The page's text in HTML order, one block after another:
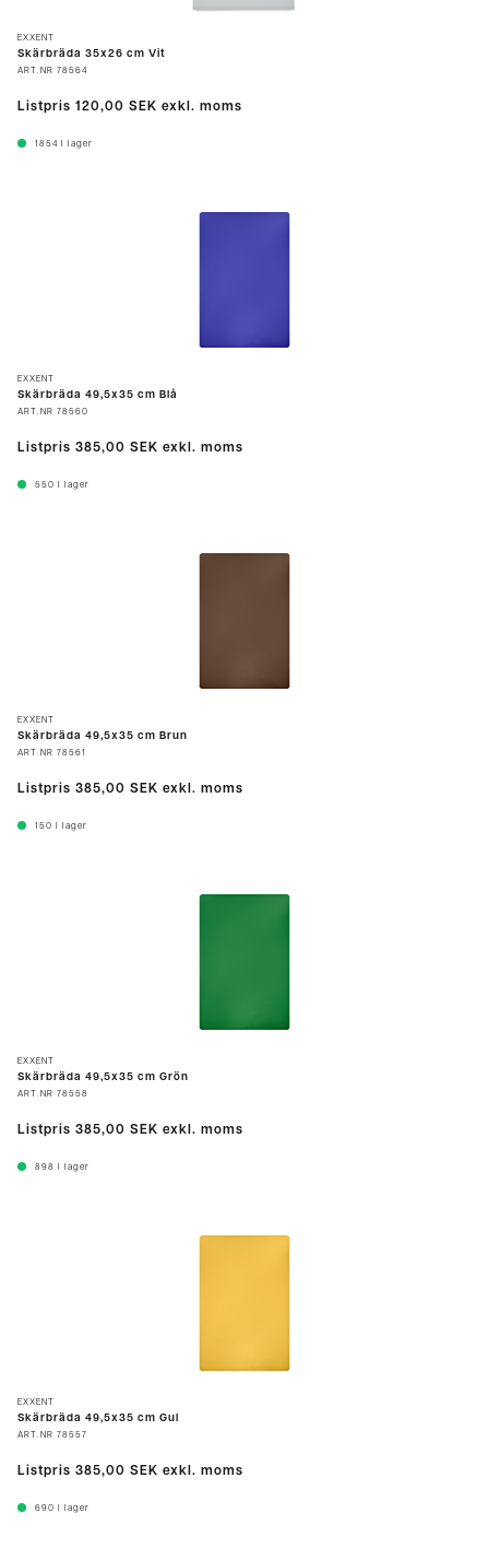
EXXENT
Skärbräda 35x26 cm Vit
ART.NR 78564
Listpris 120,00 SEK exkl. moms
1854 I lager
EXXENT
Skärbräda 49,5x35 cm Blå
ART.NR 78560
Listpris 385,00 SEK exkl. moms
550 I lager
EXXENT
Skärbräda 49,5x35 cm Brun
ART.NR 78561
Listpris 385,00 SEK exkl. moms
150 I lager
EXXENT
Skärbräda 49,5x35 cm Grön
ART.NR 78558
Listpris 385,00 SEK exkl. moms
898 I lager
EXXENT
Skärbräda 49,5x35 cm Gul
ART.NR 78557
Listpris 385,00 SEK exkl. moms
690 I lager